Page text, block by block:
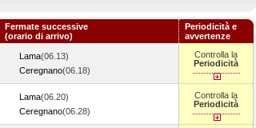
Fermate successive
(orario di arrivo)
Periodicità e
avvertenze
Lama(06.13)
Ceregnano(06.18)
Controlla la
Periodicità
Lama(06.20)
Ceregnano(06.28)
Controlla la
Periodicità